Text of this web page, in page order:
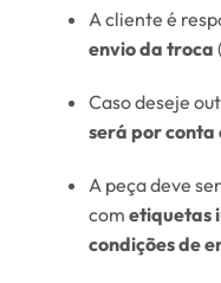
A cliente é
envio da troca
Caso deseje
será por conta
A peça deve
com etiquetas
condições de